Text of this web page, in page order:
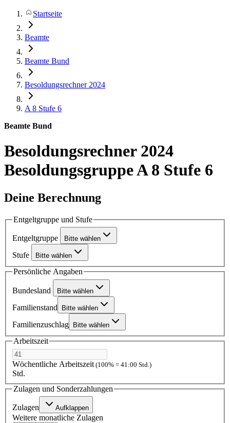
Startseite
Beamte
Beamte Bund
Besoldungsrechner 2024
A 8 Stufe 6
Beamte Bund
Besoldungsrechner 2024
Besoldungsgruppe A 8 Stufe 6
Deine Berechnung
Entgeltgruppe und Stufe
Entgeltgruppe Bitte wählen
Stufe Bitte wählen
Persönliche Angaben
Bundesland Bitte wählen
Familienstand Bitte wählen
Familienzuschlag Bitte wählen
Arbeitszeit
Wöchentliche Arbeitszeit (100% = 41:00 Std.)
Std.
Zulagen und Sonderzahlungen
Zulagen Aufklappen
Weitere monatliche Zulagen